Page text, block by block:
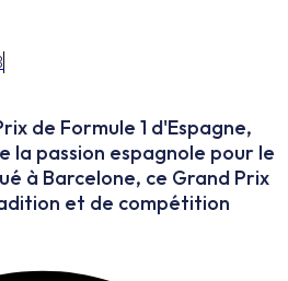
de Formule 1 d'Espagne,
la passion espagnole pour le
à Barcelone, ce Grand Prix
et de compétition